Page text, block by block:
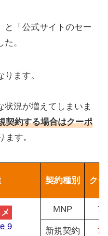
と「公式サイトのセー
。
ます。
状況が増えてしまいま
契約する場合はクーポ
ます。
契約種別 ク
9
MNP
新規契約